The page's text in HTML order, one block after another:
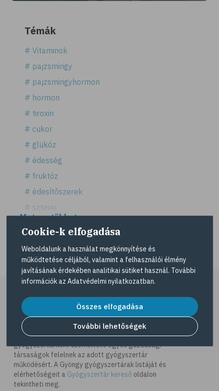
Témák
# Vitaminok
# pajzsmirigy
# pajzsmirigyhormon
# hormon
# tiroxin
# cukor
# glükóz
# édesség
# fruktóz
# édesítőszerek
# sztevia
# egészséges életmód
# diéta
# fogyókúra
# életmódváltás
# célkitűzés
# étkezési napló
# hal
# egészséges táplálkozás
# omega-3
# D-vitamin
Mutass többet >
A Gyöngy gyógyszertárat közforgalmú
gyógyszertárként üzemeltető egyes gazdasági
társaságok felelnek az adott gyógyszertár
működésért. A Gyöngy gyógyszertárak listáját és
elérhetőségeit a Gyógyszertár kereső oldalon
tekintheti meg.
Cookie-k elfogadása
Weboldalunk a használat megkönnyítése és
működtetése céljából, valamint a felhasználói élmény
javításának érdekében analitikai sütiket használ. További
információk az Adatvédelmi nyilatkozatban.
Összes elfogadása
További lehetőségek